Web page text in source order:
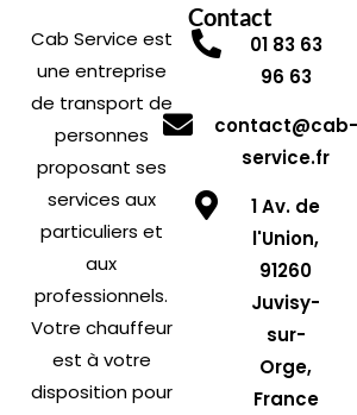
Cab Service est
une entreprise
de transport de
personnes
proposant ses
services aux
particuliers et
aux
professionnels.
Votre chauffeur
est à votre
disposition pour
Contact
01 83 63
96 63
contact@cab-
service.fr
1 Av. de
l'Union,
91260
Juvisy-
sur-
Orge,
France